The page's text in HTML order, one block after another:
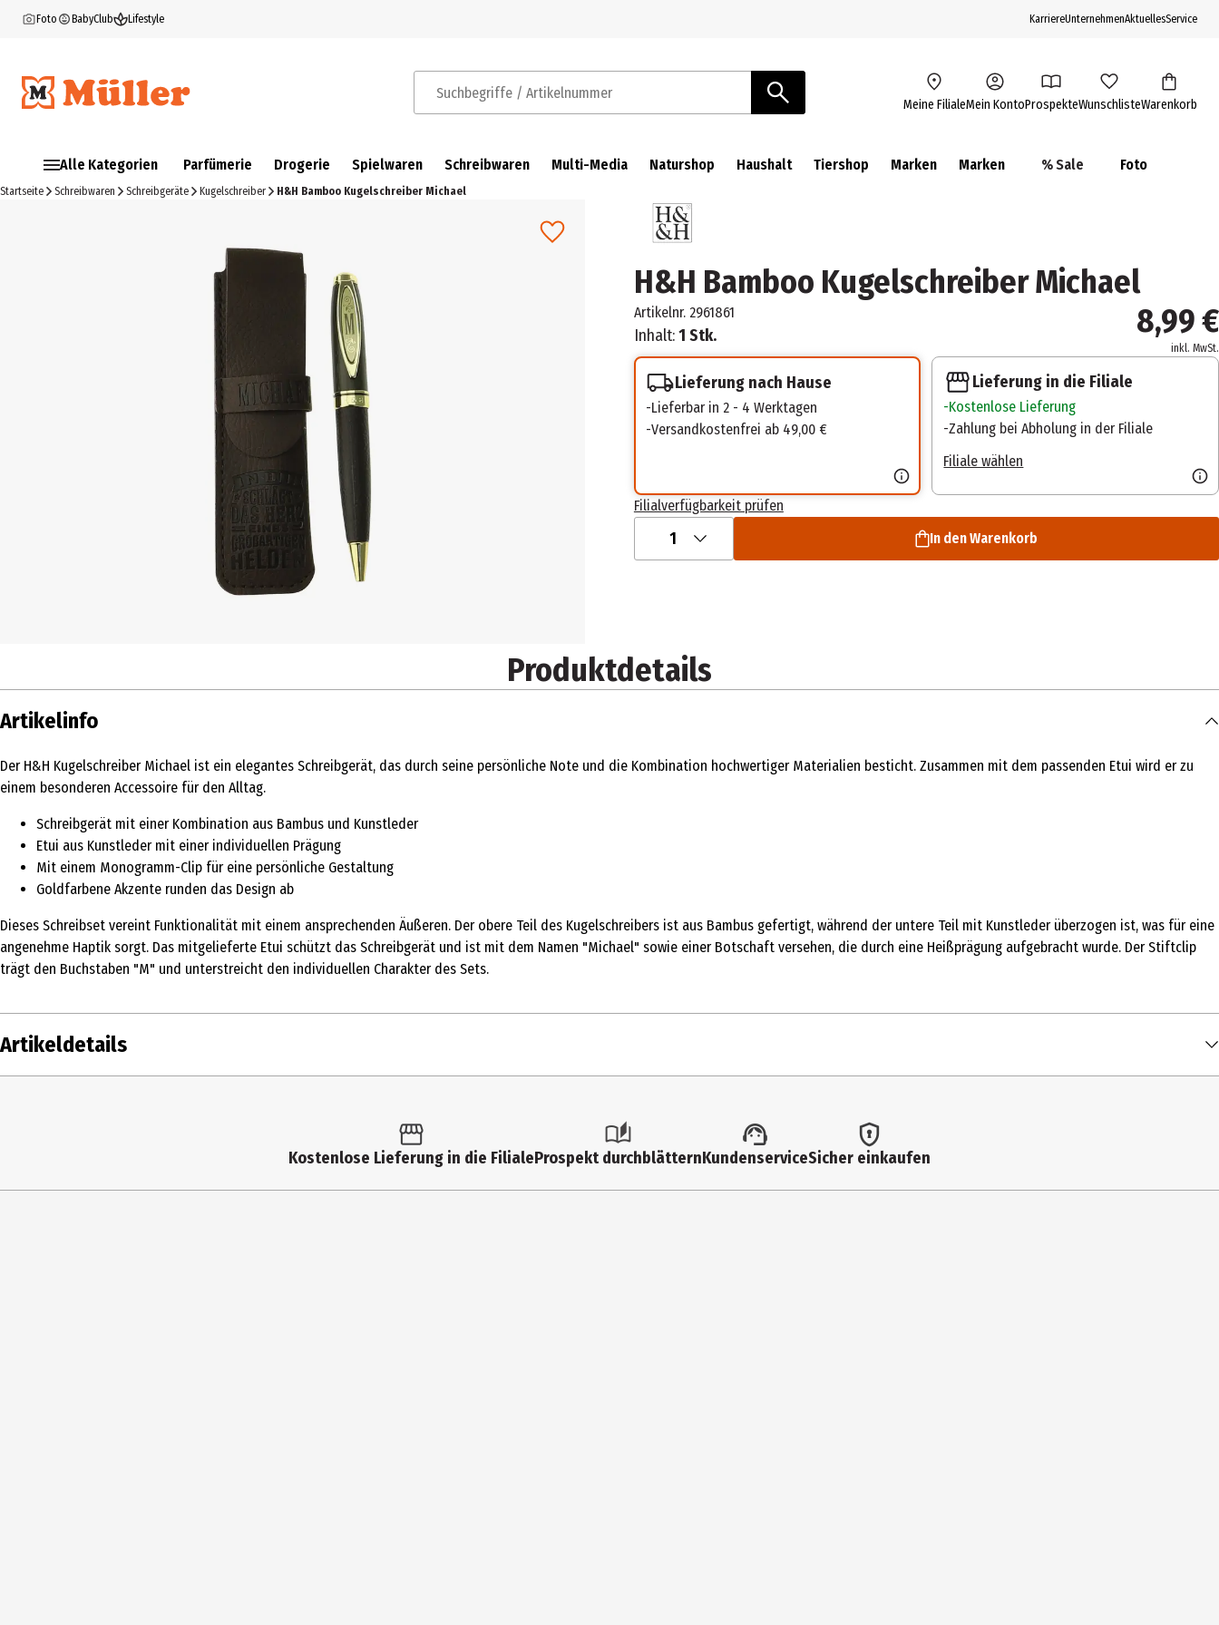
Foto BabyClub Lifestyle KarriereUnternehmenAktuellesService
Suchbegriffe / Artikelnummer Meine FilialeMein KontoProspekteWunschlisteWarenkorb
Alle Kategorien Parfümerie Drogerie Spielwaren Schreibwaren Multi-Media Naturshop Haushalt Tiershop Marken Marken % Sale Foto
Startseite Schreibwaren Schreibgeräte Kugelschreiber H&H Bamboo Kugelschreiber Michael
H&H Bamboo Kugelschreiber Michael
Artikelnr. 2961861
Inhalt:1 Stk. 8,99 €
inkl. MwSt.
Lieferung nach Hause
Lieferbar in 2 - 4 Werktagen
Versandkostenfrei ab 49,00 €
Lieferung in die Filiale
Kostenlose Lieferung
Zahlung bei Abholung in der Filiale
Filiale wählen
Filialverfügbarkeit prüfen
1 In den Warenkorb
Produktdetails
Artikelinfo
Der H&H Kugelschreiber Michael ist ein elegantes Schreibgerät, das durch seine persönliche Note und die Kombination hochwertiger Materialien besticht. Zusammen mit dem passenden Etui wird er zu
einem besonderen Accessoire für den Alltag.
Schreibgerät mit einer Kombination aus Bambus und Kunstleder
Etui aus Kunstleder mit einer individuellen Prägung
Mit einem Monogramm-Clip für eine persönliche Gestaltung
Goldfarbene Akzente runden das Design ab
Dieses Schreibset vereint Funktionalität mit einem ansprechenden Äußeren. Der obere Teil des Kugelschreibers ist aus Bambus gefertigt, während der untere Teil mit Kunstleder überzogen ist, was für eine
angenehme Haptik sorgt. Das mitgelieferte Etui schützt das Schreibgerät und ist mit dem Namen "Michael" sowie einer Botschaft versehen, die durch eine Heißprägung aufgebracht wurde. Der Stiftclip
trägt den Buchstaben "M" und unterstreicht den individuellen Charakter des Sets.
Artikeldetails
3113200087
Kostenlose Lieferung in die FilialeProspekt durchblätternKundenserviceSicher einkaufen